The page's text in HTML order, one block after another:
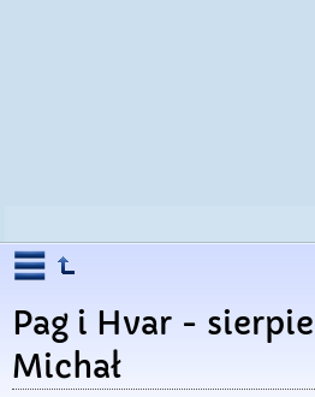
Pag i Hvar -
Michał